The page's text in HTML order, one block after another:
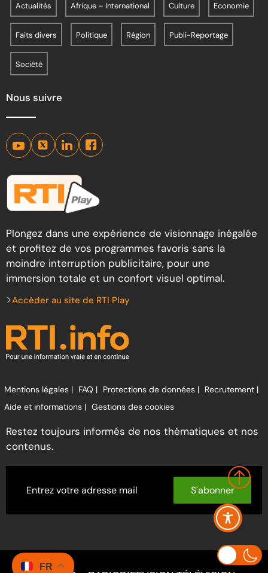
Actualités Afrique – International Culture Economie
Faits divers Politique Région Publi-Reportage
Société
Nous suivre
Plongez dans une expérience de visionnage inégalée
et profitez de vos programmes favoris sans la
moindre interruption publicitaire, pour une
immersion totale et un confort visuel optimal.
Accéder au site de RTI Play
Mentions légales | FAQ | Protections de données | Recrutement |
Aide et informations | Gestions des cookies
Restez toujours informés de nos thématiques et nos
contenus.
S'abonner
FR